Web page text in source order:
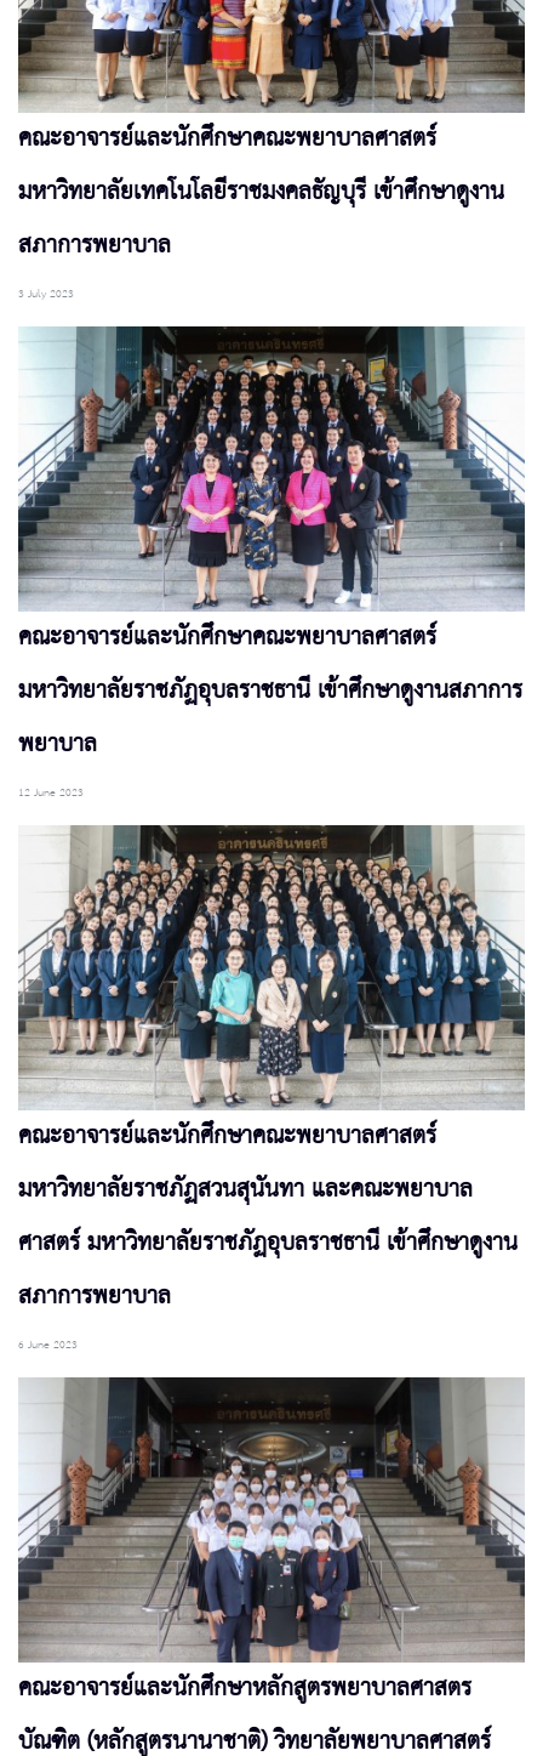
คณะอาจารย์และนักศึกษาคณะพยาบาลศาสตร์
มหาวิทยาลัยเทคโนโลยีราชมงคลธัญบุรี เข้าศึกษาดูงาน
สภาการพยาบาล
3 July 2023
คณะอาจารย์และนักศึกษาคณะพยาบาลศาสตร์
มหาวิทยาลัยราชภัฏอุบลราชธานี เข้าศึกษาดูงานสภาการ
พยาบาล
12 June 2023
คณะอาจารย์และนักศึกษาคณะพยาบาลศาสตร์
มหาวิทยาลัยราชภัฏสวนสุนันทา และคณะพยาบาล
ศาสตร์ มหาวิทยาลัยราชภัฏอุบลราชธานี เข้าศึกษาดูงาน
สภาการพยาบาล
6 June 2023
คณะอาจารย์และนักศึกษาหลักสูตรพยาบาลศาสตร
บัณฑิต (หลักสูตรนานาชาติ) วิทยาลัยพยาบาลศาสตร์